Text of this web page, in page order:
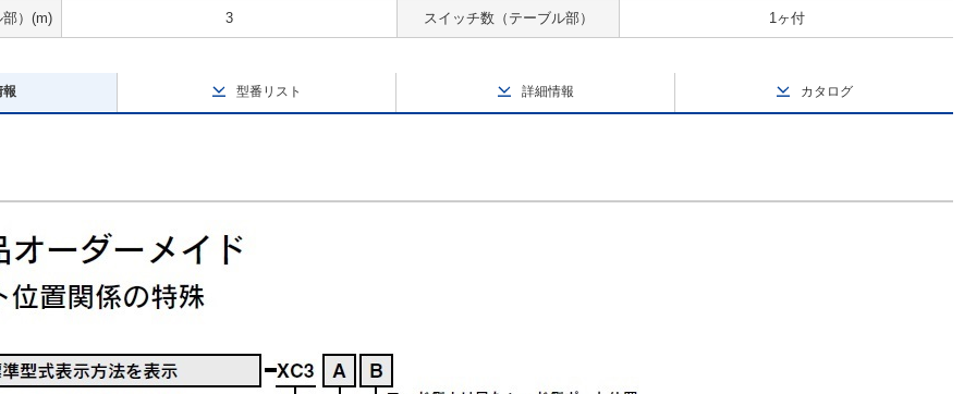
）(m) 3 スイッチ数（テーブル部） 1ヶ付
報 型番リスト 詳細情報 カタログ